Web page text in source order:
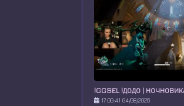
!GGSEL !ДОДО |
17:00:41 04/08/2026